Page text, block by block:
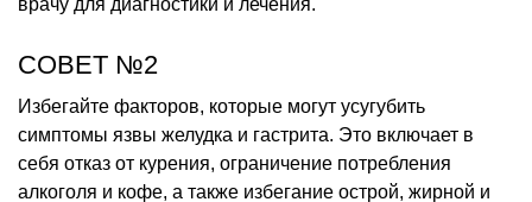
СОВЕТ №2
Избегайте факторов, которые могут усугубить
симптомы язвы желудка и гастрита. Это включает в
себя отказ от курения, ограничение потребления
алкоголя и кофе, а также избегание острой, жирной и